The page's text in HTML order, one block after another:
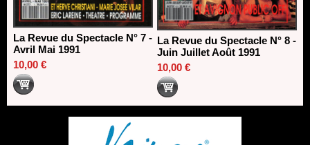
La Revue du Spectacle N° 7 -
Avril Mai 1991
10,00 €
La Revue du Spectacle N° 8 -
Juin Juillet Août 1991
10,00 €